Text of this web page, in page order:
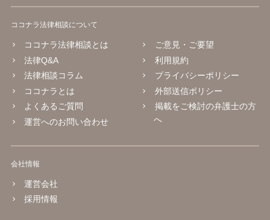
ココナラ法律相談について
ココナラ法律相談とは
法律Q&A
法律相談コラム
ココナラとは
よくあるご質問
運営へのお問い合わせ
ご意見・ご要望
利用規約
プライバシーポリシー
外部送信ポリシー
掲載をご検討の弁護士の方
へ
会社情報
運営会社
採用情報